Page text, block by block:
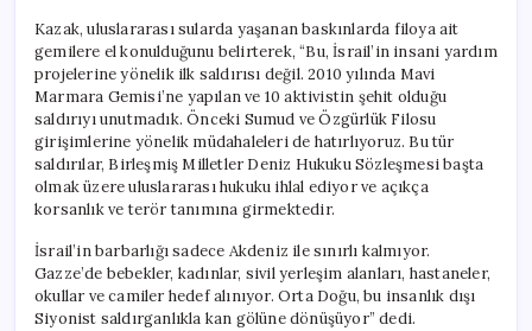
Kazak, uluslararası sularda yaşanan baskınlarda filoya ait
gemilere el konulduğunu belirterek, “Bu, İsrail’in insani yardım
projelerine yönelik ilk saldırısı değil. 2010 yılında Mavi
Marmara Gemisi’ne yapılan ve 10 aktivistin şehit olduğu
saldırıyı unutmadık. Önceki Sumud ve Özgürlük Filosu
girişimlerine yönelik müdahaleleri de hatırlıyoruz. Bu tür
saldırılar, Birleşmiş Milletler Deniz Hukuku Sözleşmesi başta
olmak üzere uluslararası hukuku ihlal ediyor ve açıkça
korsanlık ve terör tanımına girmektedir.
İsrail’in barbarlığı sadece Akdeniz ile sınırlı kalmıyor.
Gazze’de bebekler, kadınlar, sivil yerleşim alanları, hastaneler,
okullar ve camiler hedef alınıyor. Orta Doğu, bu insanlık dışı
Siyonist saldırganlıkla kan gölüne dönüşüyor” dedi.